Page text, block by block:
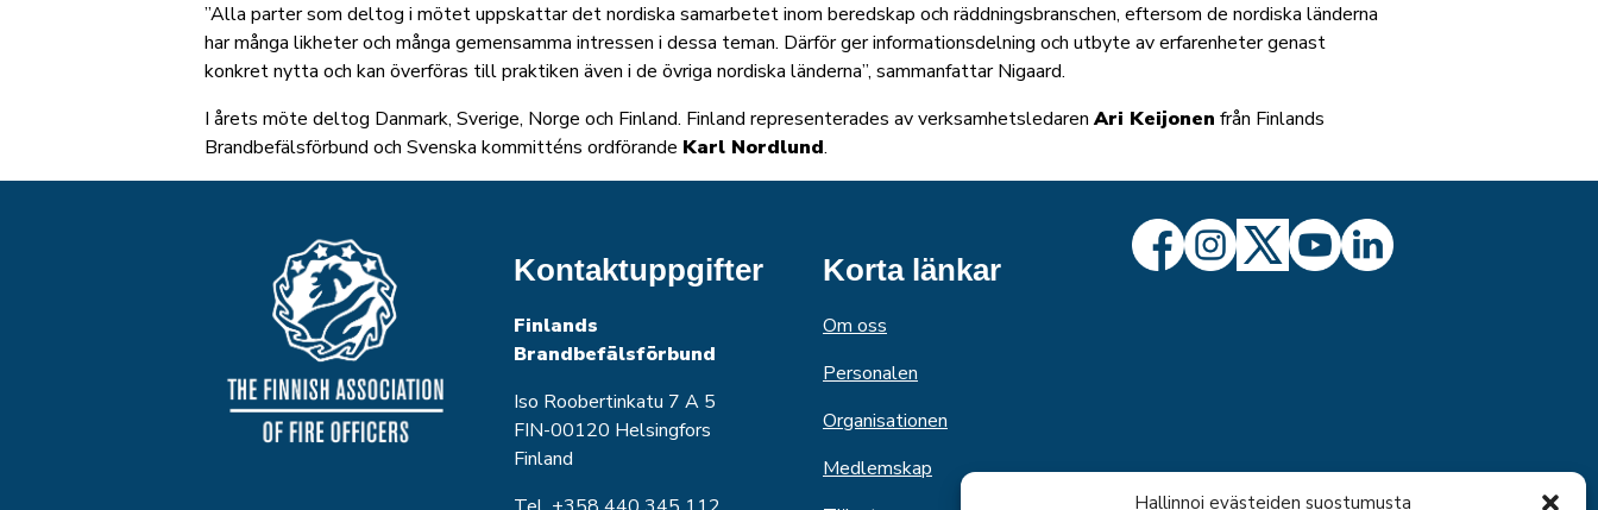
Hallinnoi evästeiden suostumusta
”Alla parter som deltog i mötet uppskattar det nordiska samarbetet inom beredskap och räddningsbranschen, eftersom de nordiska länderna
har många likheter och många gemensamma intressen i dessa teman. Därför ger informationsdelning och utbyte av erfarenheter genast
konkret nytta och kan överföras till praktiken även i de övriga nordiska länderna”, sammanfattar Nigaard.
I årets möte deltog Danmark, Sverige, Norge och Finland. Finland representerades av verksamhetsledarenAri Keijonen från Finlands
Brandbefälsförbund och Svenska kommitténs ordförande Karl Nordlund.
Kontaktuppgifter
Finlands
Brandbefälsförbund
Iso Roobertinkatu 7 A 5
FIN-00120 Helsingfors
Finland
Korta länkar
Om oss
Personalen
Organisationen
Medlemskap